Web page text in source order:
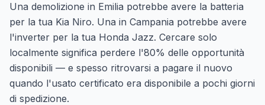
Una demolizione in Emilia potrebbe avere la batteria
per la tua Kia Niro. Una in Campania potrebbe avere
l'inverter per la tua Honda Jazz. Cercare solo
localmente significa perdere l'80% delle opportunità
disponibili — e spesso ritrovarsi a pagare il nuovo
quando l'usato certificato era disponibile a pochi giorni
di spedizione.